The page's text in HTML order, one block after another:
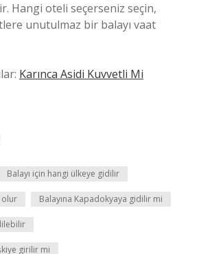
Hangi oteli seçerseniz seçin,
unutulmaz bir balayı vaat
Karınca Asidi Kuvvetli Mi
Balayı için hangi ülkeye gidilir
olur Balayına Kapadokyaya gidilir mi
girilir mi